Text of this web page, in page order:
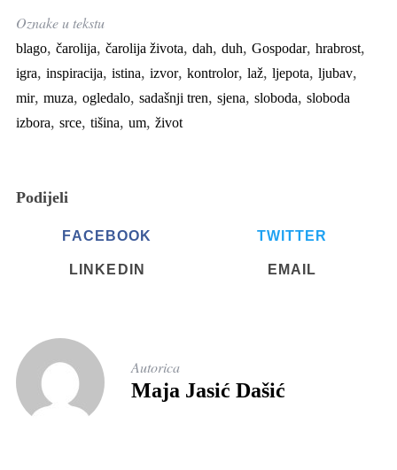
Oznake u tekstu
blago, čarolija, čarolija života, dah, duh, Gospodar, hrabrost,
igra, inspiracija, istina, izvor, kontrolor, laž, ljepota, ljubav,
mir, muza, ogledalo, sadašnji tren, sjena, sloboda, sloboda
izbora, srce, tišina, um, život
Podijeli
FACEBOOK TWITTER
LINKEDIN EMAIL
Autorica
Maja Jasić Dašić